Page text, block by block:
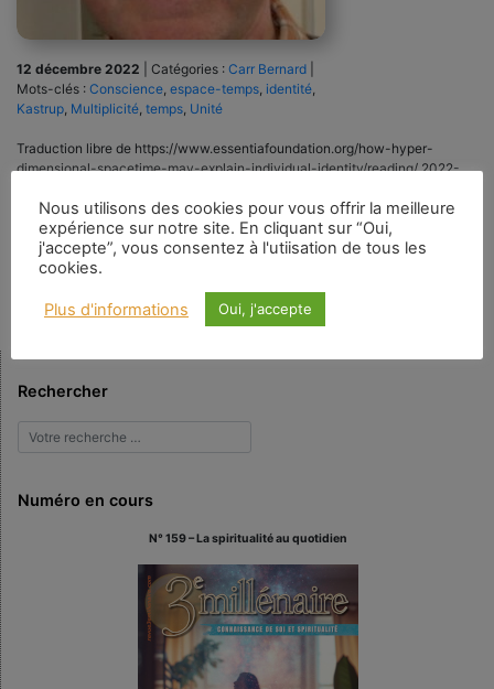
12 décembre 2022 Catégories : Carr Bernard
Mots-clés : Conscience espace-temps identité
Kastrup Multiplicité temps Unité
Traduction libre de https://www.essentiafoundation.org/how-hyper-
dimensional-spacetime-may-explain-individual-identity/reading/ 2022-
plusieurs ? Le professeur Bernard Carr propose que les dimensions
multiples du temps, qui peuvent également être associées à la notion de
« présent spécieux », permettent de résoudre le problème de manière à la
fois rigoureuse et intuitivement satisfaisante. Il s’agit d’un essai […]
Rechercher
Numéro en cours
N° 159 – La spiritualité au quotidien
Nous utilisons des cookies pour vous offrir la meilleure
expérience sur notre site. En cliquant sur “Oui,
j'accepte”, vous consentez à l'utiisation de tous les
cookies.
Plus d'informations Oui, j'accepte